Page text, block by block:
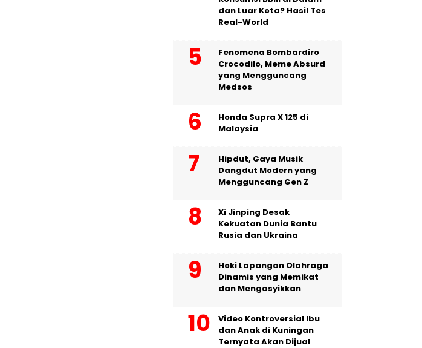
dan Luar Kota? Hasil Tes
Real-World
Fenomena Bombardiro
Crocodilo, Meme Absurd
yang Mengguncang
Medsos
Honda Supra X 125 di
Malaysia
Hipdut, Gaya Musik
Dangdut Modern yang
Mengguncang Gen Z
Xi Jinping Desak
Kekuatan Dunia Bantu
Rusia dan Ukraina
Hoki Lapangan Olahraga
Dinamis yang Memikat
dan Mengasyikkan
Video Kontroversial Ibu
dan Anak di Kuningan
Ternyata Akan Dijual